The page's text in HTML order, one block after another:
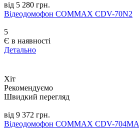
від 5 280 грн.
Відеодомофон COMMAX CDV-70N2
5
Є в наявності
Детально
Хіт
Рекомендуємо
Швидкий перегляд
від 9 372 грн.
Відеодомофон COMMAX CDV-704MA